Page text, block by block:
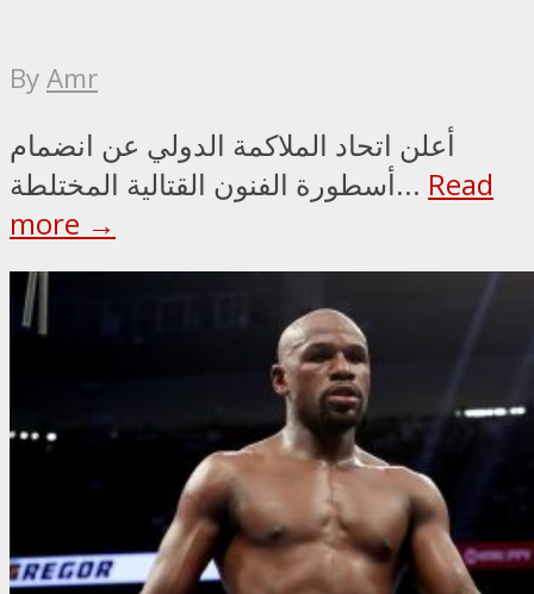
ByAmr
أعلن اتحاد الملاكمة الدولي عن انضمام
أسطورة الفنون القتالية المختلطة... Read
more →